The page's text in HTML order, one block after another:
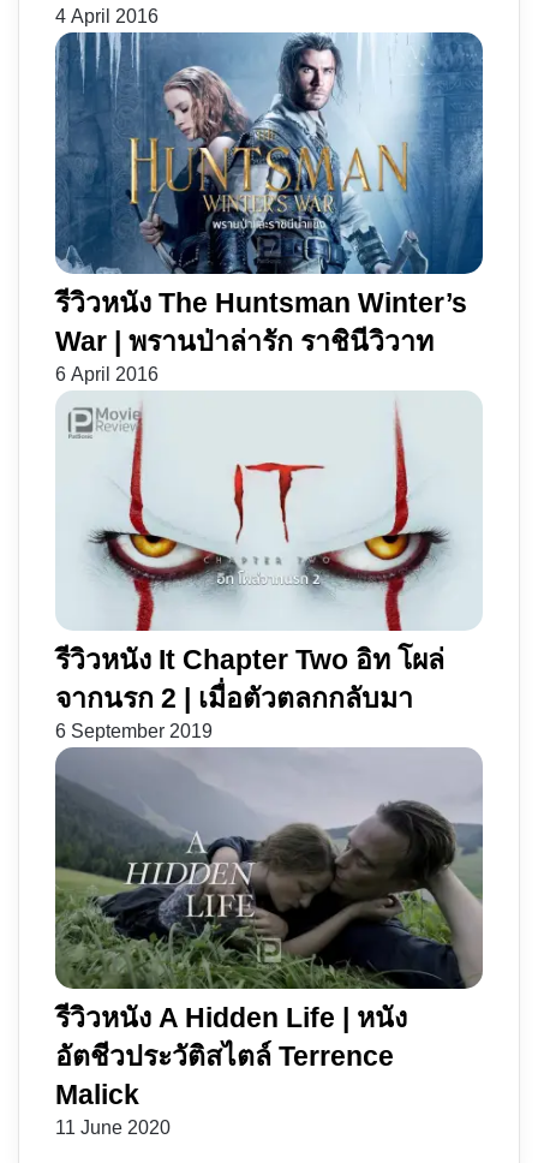
4 April 2016
รีวิวหนัง The Huntsman Winter’s
War | พรานป่าล่ารัก ราชินีวิวาท
6 April 2016
รีวิวหนัง It Chapter Two อิท โผล่
จากนรก 2 | เมื่อตัวตลกกลับมา
6 September 2019
รีวิวหนัง A Hidden Life | หนัง
อัตชีวประวัติสไตล์ Terrence
Malick
11 June 2020